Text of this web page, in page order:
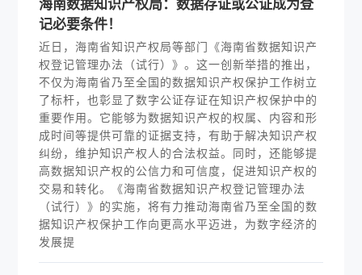
记必要条件！
近日，海南省知识产权局等部门《海南省数据知识产
权登记管理办法（试行）》。这一创新举措的推出，
不仅为海南省乃至全国的数据知识产权保护工作树立
了标杆，也彰显了数字公证存证在知识产权保护中的
重要作用。它能够为数据知识产权的权属、内容和形
成时间等提供可靠的证据支持，有助于解决知识产权
纠纷，维护知识产权人的合法权益。同时，还能够提
高数据知识产权的公信力和可信度，促进知识产权的
交易和转化。《海南省数据知识产权登记管理办法
（试行）》的实施，将有力推动海南省乃至全国的数
据知识产权保护工作向更高水平迈进，为数字经济的
发展提